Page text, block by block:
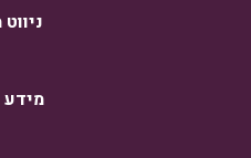
מידע